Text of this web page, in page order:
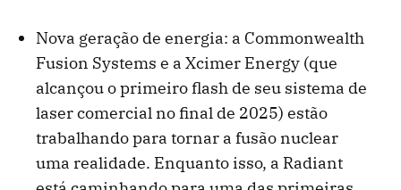
Nova geração de energia: a Commonwealth
Fusion Systems e a Xcimer Energy (que
alcançou o primeiro flash de seu sistema de
laser comercial no final de 2025) estão
trabalhando para tornar a fusão nuclear
uma realidade. Enquanto isso, a Radiant